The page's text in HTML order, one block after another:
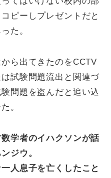
ピーしプレゼントだと
た。
ら出てきたのをCCTV
試験問題流出と関連づ
問題を盗んだと追い込
。
学者のイハクソンが話
ジウ。
人息子を亡くしたこと